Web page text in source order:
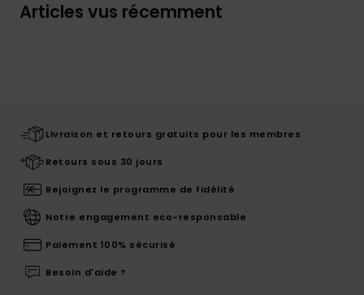
Articles vus récemment
Livraison et retours gratuits pour les membres
Retours sous 30 jours
Rejoignez le programme de fidélité
Notre engagement eco-responsable
Paiement 100% sécurisé
Besoin d'aide ?